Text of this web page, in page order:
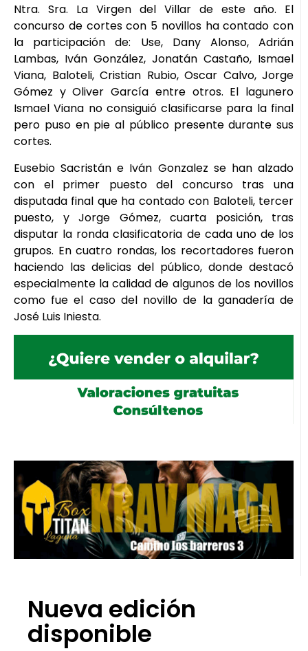
Ntra. Sra. La Virgen del Villar de este año. El
concurso de cortes con 5 novillos ha contado con
la participación de: Use, Dany Alonso, Adrián
Lambas, Iván González, Jonatán Castaño, Ismael
Viana, Baloteli, Cristian Rubio, Oscar Calvo, Jorge
Gómez y Oliver García entre otros. El lagunero
Ismael Viana no consiguió clasificarse para la final
pero puso en pie al público presente durante sus
cortes.
Eusebio Sacristán e Iván Gonzalez se han alzado
con el primer puesto del concurso tras una
disputada final que ha contado con Baloteli, tercer
puesto, y Jorge Gómez, cuarta posición, tras
disputar la ronda clasificatoria de cada uno de los
grupos. En cuatro rondas, los recortadores fueron
haciendo las delicias del público, donde destacó
especialmente la calidad de algunos de los novillos
como fue el caso del novillo de la ganadería de
José Luis Iniesta.
Nueva edición
disponible